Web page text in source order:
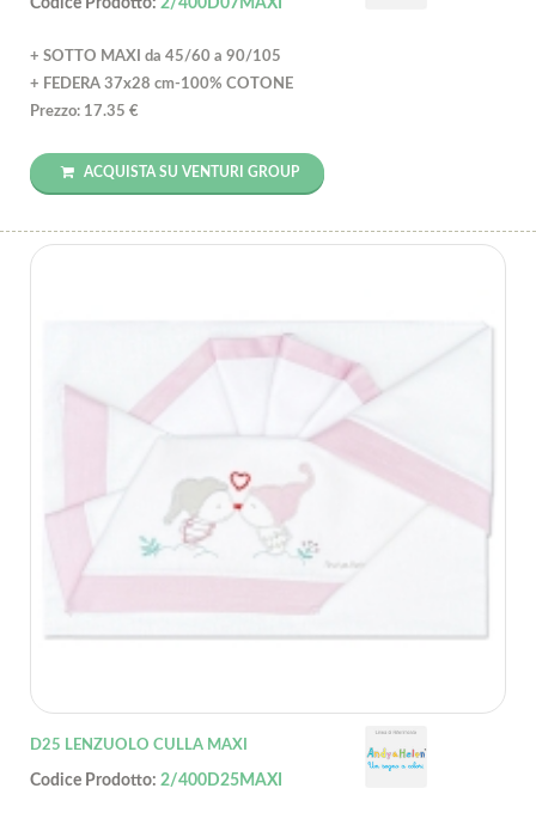
+ SOTTO MAXI da 45/60 a 90/105
+ FEDERA 37x28 cm-100% COTONE
Prezzo: 17.35 €
ACQUISTA SU VENTURI GROUP
D25 LENZUOLO CULLA MAXI
Codice Prodotto: 2/400D25MAXI